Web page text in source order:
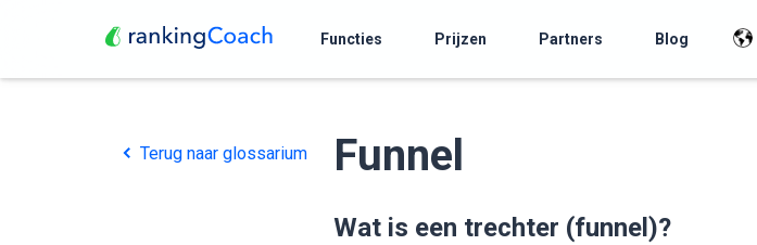
Functies Prijzen Partners Blog
Terug naar glossarium Funnel
Wat is een trechter (funnel)?